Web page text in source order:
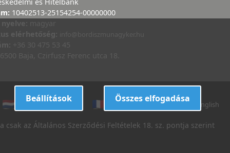
10402513-25154254-00000000
magyar
elérhetőség:
info@bordiszmunagyker.hu
+36 30 475 53 45
6500 Baja, Czirfusz Ferenc utca 18.
dutch danish french italian english
az Általános Szerződési Feltételek 18. sz. pontja szerint
Beállítások Összes elfogadása